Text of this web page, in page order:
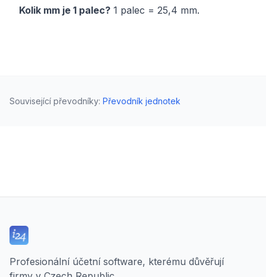
Kolik mm je 1 palec? 1 palec = 25,4 mm.
Související převodníky: Převodník jednotek
Profesionální účetní software, kterému důvěřují